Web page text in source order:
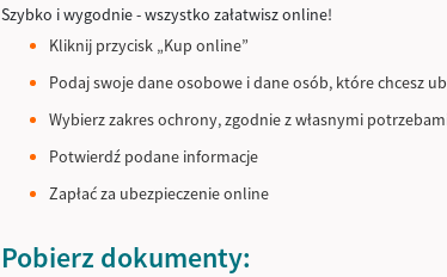
Szybko i wygodnie - wszystko załatwisz online!
Kliknij przycisk „Kup online”
Podaj swoje dane osobowe i dane osób, które chcesz
Wybierz zakres ochrony, zgodnie z własnymi
Potwierdź podane informacje
Zapłać za ubezpieczenie online
Pobierz dokumenty: